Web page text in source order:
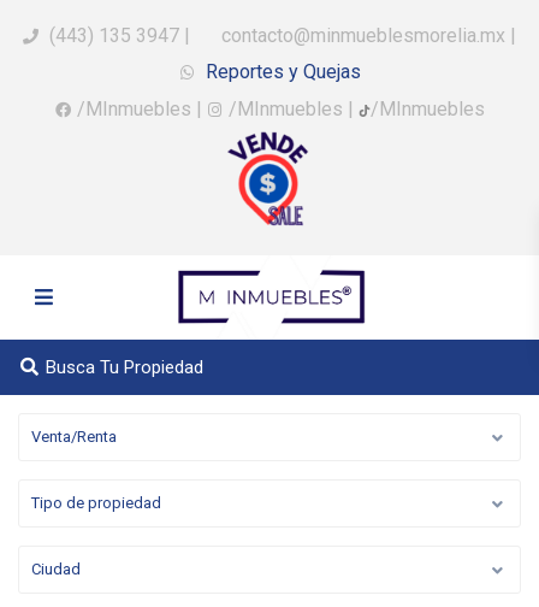
(443) 135 3947 | contacto@minmueblesmorelia.mx |
Reportes y Quejas
/MInmuebles | /MInmuebles | /MInmuebles
Busca Tu Propiedad
Venta/Renta
Tipo de propiedad
Ciudad